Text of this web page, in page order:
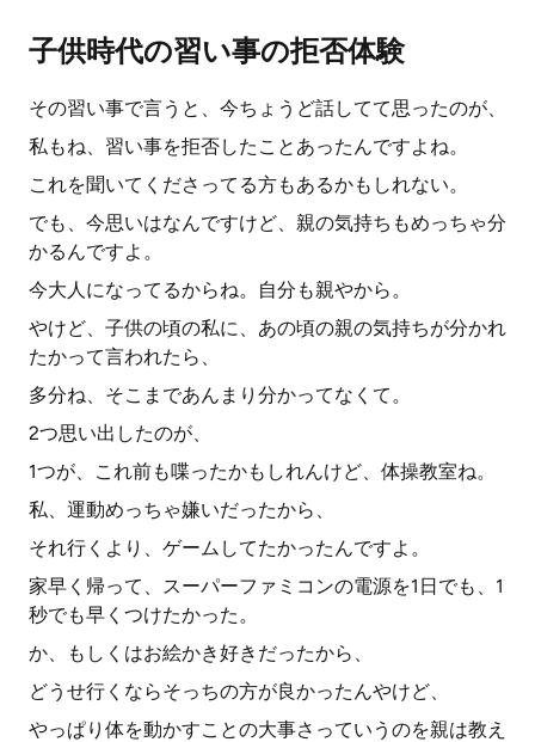
子供時代の習い事の拒否体験
その習い事で言うと、今ちょうど話してて思ったのが、
私もね、習い事を拒否したことあったんですよね。
これを聞いてくださってる方もあるかもしれない。
でも、今思いはなんですけど、親の気持ちもめっちゃ分
かるんですよ。
今大人になってるからね。自分も親やから。
やけど、子供の頃の私に、あの頃の親の気持ちが分かれ
たかって言われたら、
多分ね、そこまであんまり分かってなくて。
2つ思い出したのが、
1つが、これ前も喋ったかもしれんけど、体操教室ね。
私、運動めっちゃ嫌いだったから、
それ行くより、ゲームしてたかったんですよ。
家早く帰って、スーパーファミコンの電源を1日でも、1
秒でも早くつけたかった。
か、もしくはお絵かき好きだったから、
どうせ行くならそっちの方が良かったんやけど、
やっぱり体を動かすことの大事さっていうのを親は教え